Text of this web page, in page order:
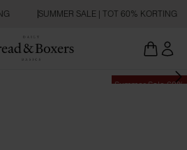
SUMMER SALE | TOT 60% KORTING
Summer Sale 60%